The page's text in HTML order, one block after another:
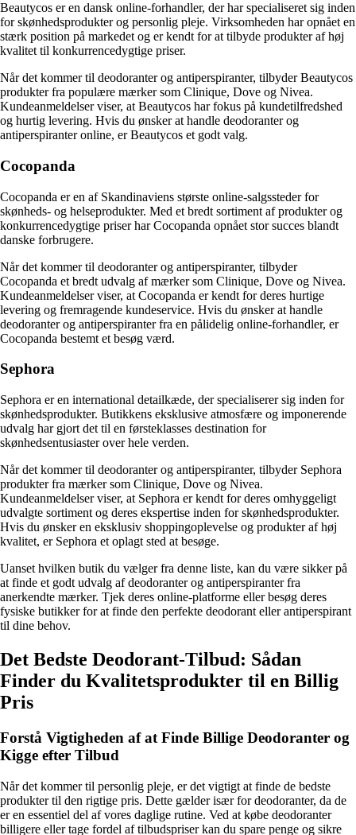
Beautycos er en dansk online-forhandler, der har specialiseret sig inden
for skønhedsprodukter og personlig pleje. Virksomheden har opnået en
stærk position på markedet og er kendt for at tilbyde produkter af høj
kvalitet til konkurrencedygtige priser.
Når det kommer til deodoranter og antiperspiranter, tilbyder Beautycos
produkter fra populære mærker som Clinique, Dove og Nivea.
Kundeanmeldelser viser, at Beautycos har fokus på kundetilfredshed
og hurtig levering. Hvis du ønsker at handle deodoranter og
antiperspiranter online, er Beautycos et godt valg.
Cocopanda
Cocopanda er en af ​​Skandinaviens største online-salgssteder for
skønheds- og helseprodukter. Med et bredt sortiment af produkter og
konkurrencedygtige priser har Cocopanda opnået stor succes blandt
danske forbrugere.
Når det kommer til deodoranter og antiperspiranter, tilbyder
Cocopanda et bredt udvalg af mærker som Clinique, Dove og Nivea.
Kundeanmeldelser viser, at Cocopanda er kendt for deres hurtige
levering og fremragende kundeservice. Hvis du ønsker at handle
deodoranter og antiperspiranter fra en pålidelig online-forhandler, er
Cocopanda bestemt et besøg værd.
Sephora
Sephora er en international detailkæde, der specialiserer sig inden for
skønhedsprodukter. Butikkens eksklusive atmosfære og imponerende
udvalg har gjort det til en førsteklasses destination for
skønhedsentusiaster over hele verden.
Når det kommer til deodoranter og antiperspiranter, tilbyder Sephora
produkter fra mærker som Clinique, Dove og Nivea.
Kundeanmeldelser viser, at Sephora er kendt for deres omhyggeligt
udvalgte sortiment og deres ekspertise inden for skønhedsprodukter.
Hvis du ønsker en eksklusiv shoppingoplevelse og produkter af høj
kvalitet, er Sephora et oplagt sted at besøge.
Uanset hvilken butik du vælger fra denne liste, kan du være sikker på
at finde et godt udvalg af deodoranter og antiperspiranter fra
anerkendte mærker. Tjek deres online-platforme eller besøg deres
fysiske butikker for at finde den perfekte deodorant eller antiperspirant
til dine behov.
Det Bedste Deodorant-Tilbud: Sådan
Finder du Kvalitetsprodukter til en Billig
Pris
Forstå Vigtigheden af at Finde Billige Deodoranter og
Kigge efter Tilbud
Når det kommer til personlig pleje, er det vigtigt at finde de bedste
produkter til den rigtige pris. Dette gælder især for deodoranter, da de
er en essentiel del af vores daglige rutine. Ved at købe deodoranter
billigere eller tage fordel af tilbudspriser kan du spare penge og sikre